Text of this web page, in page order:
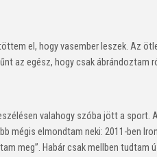
el, hogy vasember leszek. Az
az egész, hogy csak ábrándoztam
valahogy szóba jött a sport.
mégis elmondtam neki: 2011-ben
meg”. Habár csak mellben